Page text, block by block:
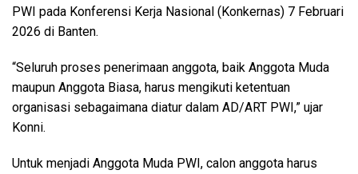
PWI pada Konferensi Kerja Nasional (Konkernas) 7 Februari
2026 di Banten.
“Seluruh proses penerimaan anggota, baik Anggota Muda
maupun Anggota Biasa, harus mengikuti ketentuan
organisasi sebagaimana diatur dalam AD/ART PWI,” ujar
Konni.
Untuk menjadi Anggota Muda PWI, calon anggota harus